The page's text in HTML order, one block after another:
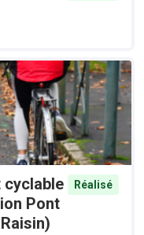
cyclable
Pont
Réalisé